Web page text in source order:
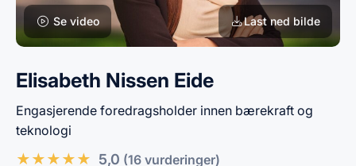
Last ned bilde
Se video
Elisabeth Nissen Eide
Engasjerende foredragsholder innen bærekraft og
teknologi
★★★★★ 5,0 (16 vurderinger)